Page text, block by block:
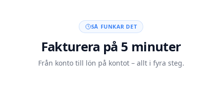
SÅ FUNKAR DET
Fakturera på 5 minuter
Från konto till lön på kontot – allt i fyra steg.